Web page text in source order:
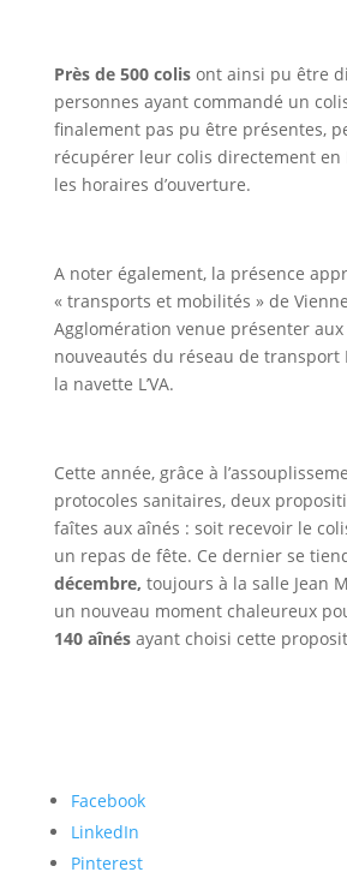
Près de 500 colisont ainsi pu être
personnes ayant commandé un
finalement pas pu être présentes,
récupérer leur colis directement
les horaires d’ouverture.
A noter également, la présence
« transports et mobilités » de
Agglomération venue présenter aux
nouveautés du réseau de transport
la navette L’VA.
Cette année, grâce à
protocoles sanitaires, deux
faîtes aux aînés : soit recevoir le
un repas de fête. Ce dernier se
décembre, toujours à la salle Jean
un nouveau moment chaleureux
140 aînésayant choisi cette
Partager
la
publication
Facebook
LinkedIn
Pinterest